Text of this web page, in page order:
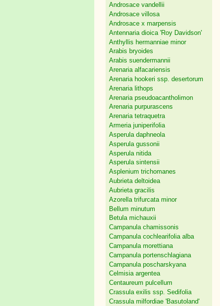
Androsace vandellii
Androsace villosa
Androsace x marpensis
Antennaria dioica 'Roy Davidson'
Anthyllis hermanniae minor
Arabis bryoides
Arabis suendermannii
Arenaria alfacariensis
Arenaria hookeri ssp. desertorum
Arenaria lithops
Arenaria pseudoacantholimon
Arenaria purpurascens
Arenaria tetraquetra
Armeria juniperifolia
Asperula daphneola
Asperula gussonii
Asperula nitida
Asperula sintensii
Asplenium trichomanes
Aubrieta deltoidea
Aubrieta gracilis
Azorella trifurcata minor
Bellum minutum
Betula michauxii
Campanula chamissonis
Campanula cochlearifolia alba
Campanula morettiana
Campanula portenschlagiana
Campanula poscharskyana
Celmisia argentea
Centaureum pulcellum
Crassula exilis ssp. Sedifolia
Crassula milfordiae 'Basutoland'